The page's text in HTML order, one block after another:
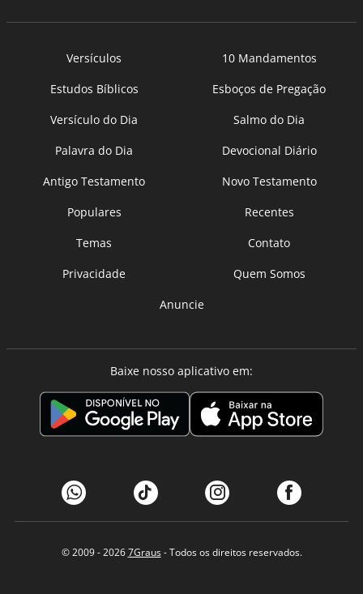
Versículos
10 Mandamentos
Estudos Bíblicos
Esboços de Pregação
Versículo do Dia
Salmo do Dia
Palavra do Dia
Devocional Diário
Antigo Testamento
Novo Testamento
Populares
Recentes
Temas
Contato
Privacidade
Quem Somos
Anuncie
Baixe nosso aplicativo em:
© 2009 - 20267Graus- Todos os direitos reservados.